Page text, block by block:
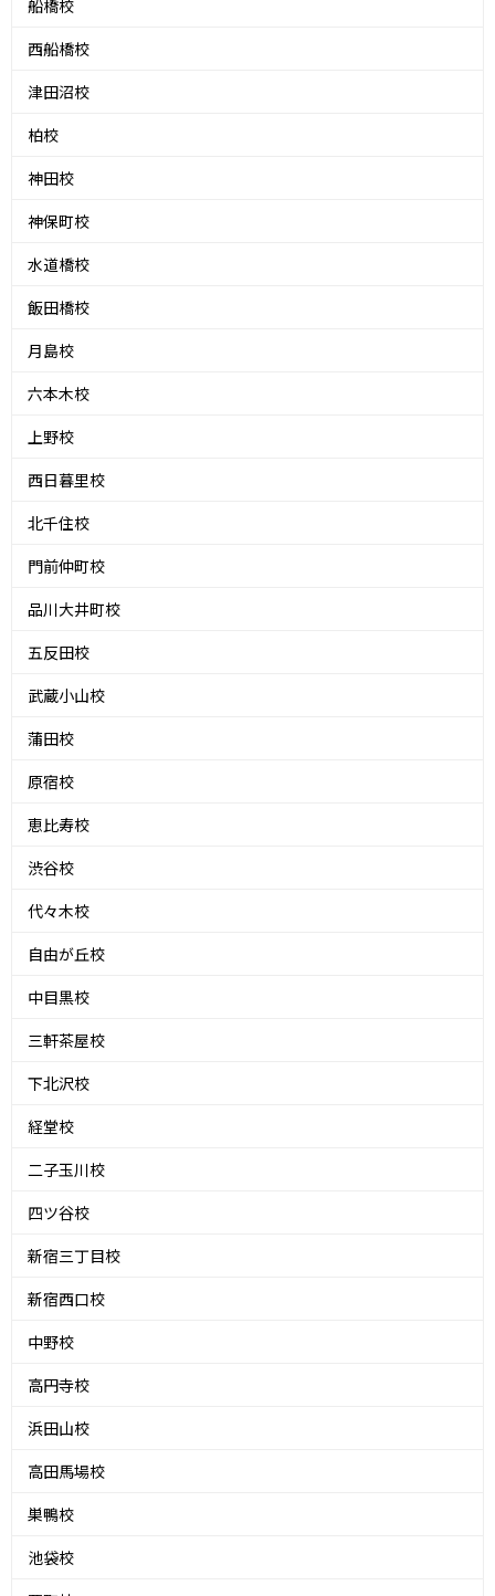
船橋校
西船橋校
津田沼校
柏校
神田校
神保町校
水道橋校
飯田橋校
月島校
六本木校
上野校
西日暮里校
北千住校
門前仲町校
品川大井町校
五反田校
武蔵小山校
蒲田校
原宿校
恵比寿校
渋谷校
代々木校
自由が丘校
中目黒校
三軒茶屋校
下北沢校
経堂校
二子玉川校
四ツ谷校
新宿三丁目校
新宿西口校
中野校
高円寺校
浜田山校
高田馬場校
巣鴨校
池袋校